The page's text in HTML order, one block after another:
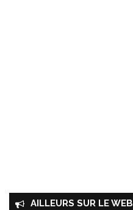
AILLEURS SUR LE WEB